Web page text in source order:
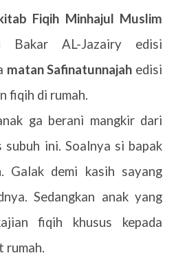
Fiqih Minhajul Muslim
Bakar AL-Jazairy edisi
matan Safinatunnajah edisi
fiqih di rumah.
ga berani mangkir dari
subuh ini. Soalnya si bapak
Galak demi kasih sayang
Sedangkan anak yang
fiqih khusus kepada
rumah.